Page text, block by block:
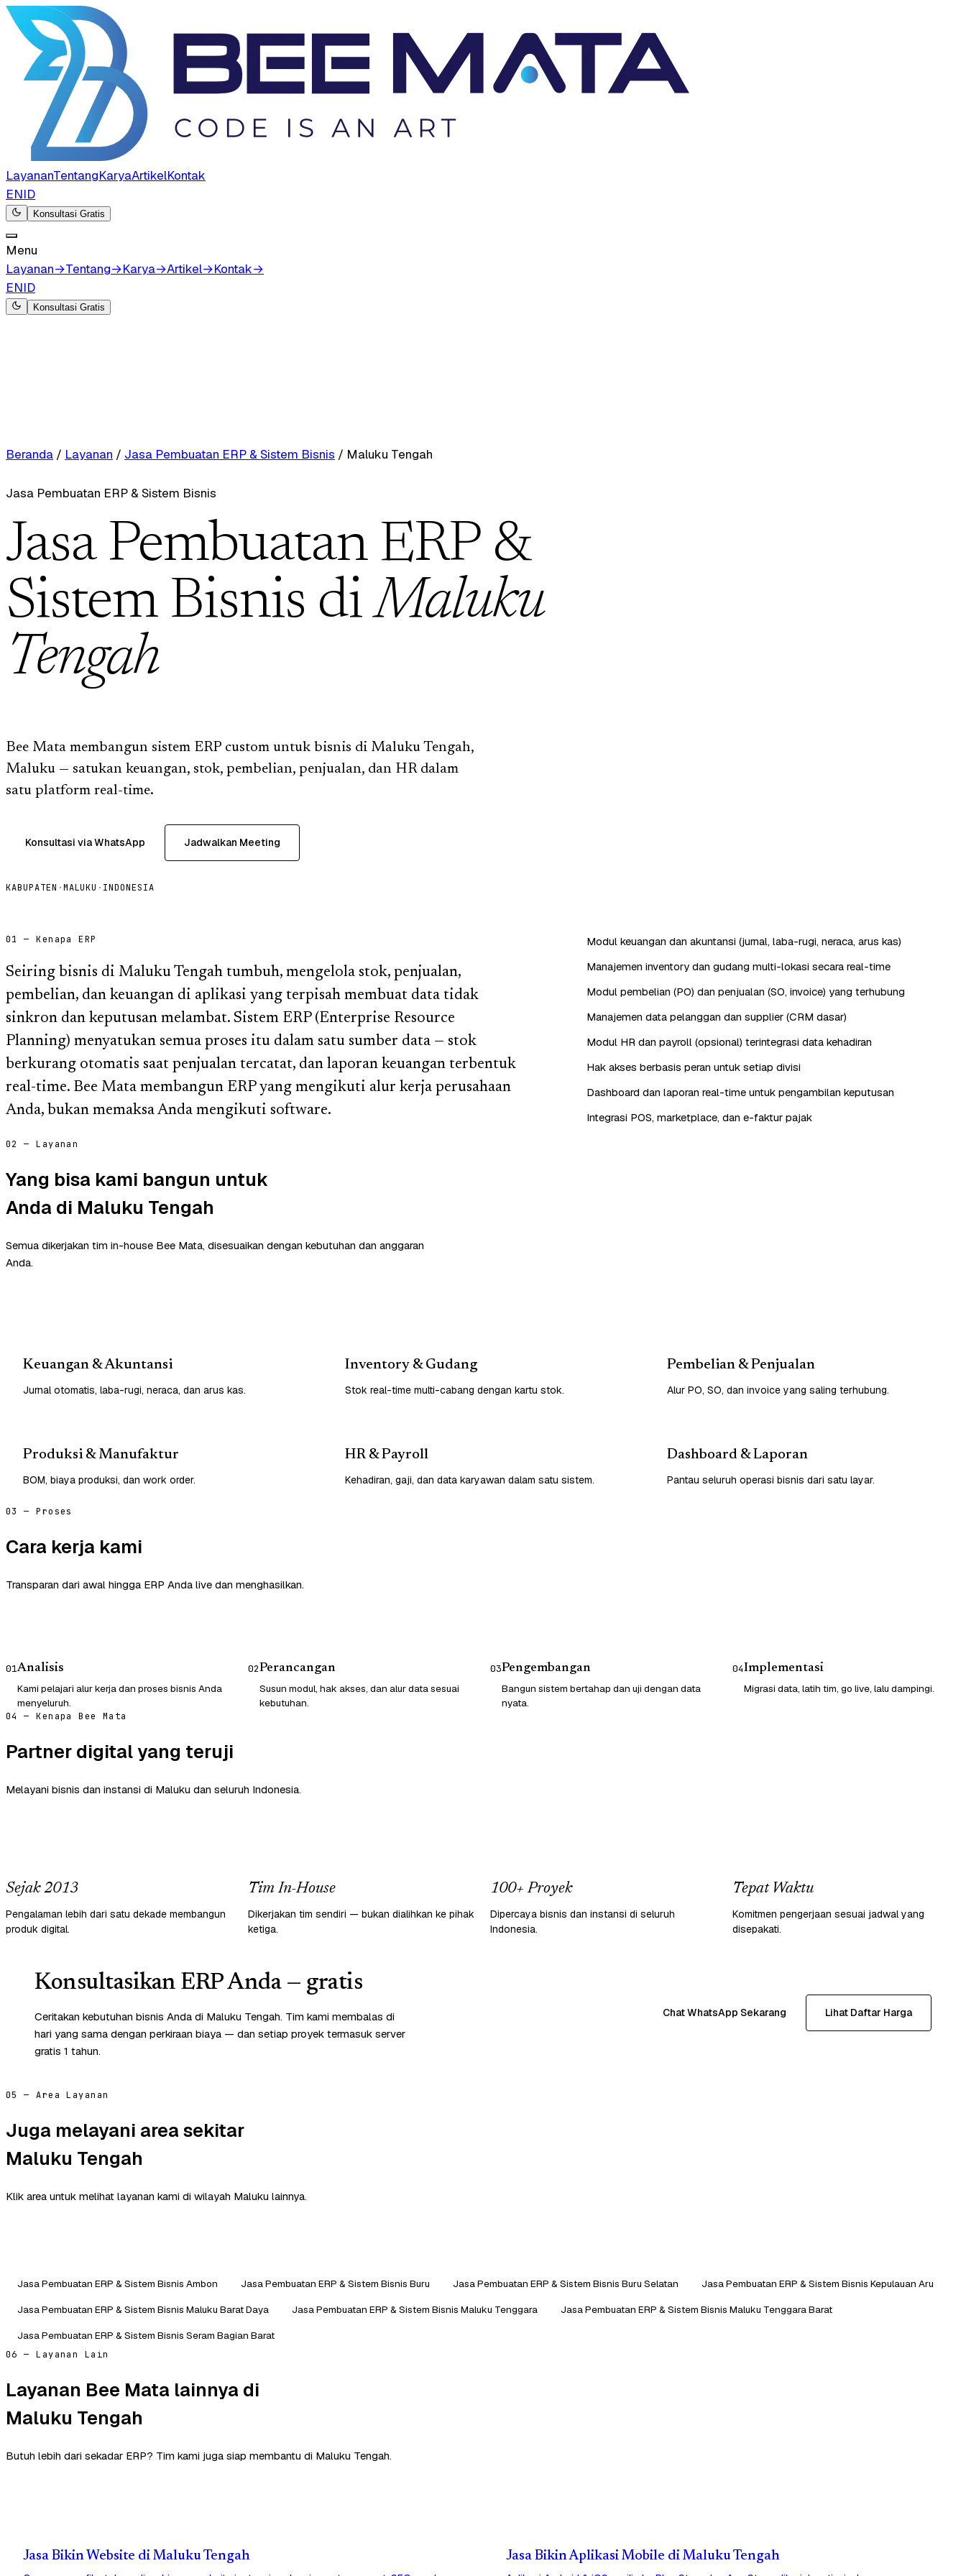
LayananTentangKaryaArtikelKontak
ENID
Konsultasi Gratis
Menu
Layanan→Tentang→Karya→Artikel→Kontak→
ENID
Konsultasi Gratis
Beranda / Layanan / Jasa Pembuatan ERP & Sistem Bisnis / Maluku Tengah
Jasa Pembuatan ERP & Sistem Bisnis
Jasa Pembuatan ERP &
Sistem Bisnis diMaluku
Tengah
Bee Mata membangun sistem ERP custom untuk bisnis di Maluku Tengah,
Maluku — satukan keuangan, stok, pembelian, penjualan, dan HR dalam
satu platform real-time.
Konsultasi via WhatsApp Jadwalkan Meeting
KABUPATEN ·MALUKU · INDONESIA
01 — Kenapa ERP
Seiring bisnis di Maluku Tengah tumbuh, mengelola stok, penjualan,
pembelian, dan keuangan di aplikasi yang terpisah membuat data tidak
sinkron dan keputusan melambat. Sistem ERP (Enterprise Resource
Planning) menyatukan semua proses itu dalam satu sumber data — stok
berkurang otomatis saat penjualan tercatat, dan laporan keuangan terbentuk
real-time. Bee Mata membangun ERP yang mengikuti alur kerja perusahaan
Anda, bukan memaksa Anda mengikuti software.
Modul keuangan dan akuntansi (jurnal, laba-rugi, neraca, arus kas)
Manajemen inventory dan gudang multi-lokasi secara real-time
Modul pembelian (PO) dan penjualan (SO, invoice) yang terhubung
Manajemen data pelanggan dan supplier (CRM dasar)
Modul HR dan payroll (opsional) terintegrasi data kehadiran
Hak akses berbasis peran untuk setiap divisi
Dashboard dan laporan real-time untuk pengambilan keputusan
Integrasi POS, marketplace, dan e-faktur pajak
02 — Layanan
Yang bisa kami bangun untuk
Anda di Maluku Tengah
Semua dikerjakan tim in-house Bee Mata, disesuaikan dengan kebutuhan dan anggaran
Anda.
Keuangan & Akuntansi
Jurnal otomatis, laba-rugi, neraca, dan arus kas.
Inventory & Gudang
Stok real-time multi-cabang dengan kartu stok.
Pembelian & Penjualan
Alur PO, SO, dan invoice yang saling terhubung.
Produksi & Manufaktur
BOM, biaya produksi, dan work order.
HR & Payroll
Kehadiran, gaji, dan data karyawan dalam satu sistem.
Dashboard & Laporan
Pantau seluruh operasi bisnis dari satu layar.
03 — Proses
Cara kerja kami
Transparan dari awal hingga ERP Anda live dan menghasilkan.
01Analisis
Kami pelajari alur kerja dan proses bisnis Anda
menyeluruh.
02Perancangan
Susun modul, hak akses, dan alur data sesuai
kebutuhan.
03Pengembangan
Bangun sistem bertahap dan uji dengan data
nyata.
04Implementasi
Migrasi data, latih tim, go live, lalu dampingi.
04 — Kenapa Bee Mata
Partner digital yang teruji
Melayani bisnis dan instansi di Maluku dan seluruh Indonesia.
Sejak 2013
Pengalaman lebih dari satu dekade membangun
produk digital.
Tim In-House
Dikerjakan tim sendiri — bukan dialihkan ke pihak
ketiga.
100+ Proyek
Dipercaya bisnis dan instansi di seluruh
Indonesia.
Tepat Waktu
Komitmen pengerjaan sesuai jadwal yang
disepakati.
Konsultasikan ERP Anda — gratis
Ceritakan kebutuhan bisnis Anda di Maluku Tengah. Tim kami membalas di
hari yang sama dengan perkiraan biaya — dan setiap proyek termasuk server
gratis 1 tahun.
Chat WhatsApp Sekarang Lihat Daftar Harga
05 — Area Layanan
Juga melayani area sekitar
Maluku Tengah
Klik area untuk melihat layanan kami di wilayah Maluku lainnya.
Jasa Pembuatan ERP & Sistem Bisnis Ambon Jasa Pembuatan ERP & Sistem Bisnis Buru Jasa Pembuatan ERP & Sistem Bisnis Buru Selatan
Jasa Pembuatan ERP & Sistem Bisnis Kepulauan Aru
Jasa Pembuatan ERP & Sistem Bisnis Maluku Barat Daya
Jasa Pembuatan ERP & Sistem Bisnis Maluku Tenggara
Jasa Pembuatan ERP & Sistem Bisnis Maluku Tenggara Barat
Jasa Pembuatan ERP & Sistem Bisnis Seram Bagian Barat
06 — Layanan Lain
Layanan Bee Mata lainnya di
Maluku Tengah
Butuh lebih dari sekadar ERP? Tim kami juga siap membantu di Maluku Tengah.
Jasa Bikin Website di Maluku Tengah Jasa Bikin Aplikasi Mobile di Maluku Tengah